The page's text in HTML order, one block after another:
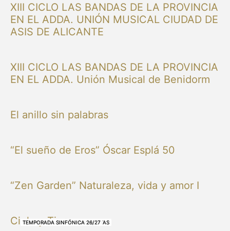
NUESTRAS BANDAS Y ORQUESTAS
NUESTRAS BANDAS Y ORQUESTAS
OTRAS MÚSICAS
XIII CICLO LAS BANDAS DE LA PROVINCIA
EN EL ADDA. UNIÓN MUSICAL CIUDAD DE
ASIS DE ALICANTE
NUESTRAS BANDAS Y ORQUESTAS
XIII CICLO LAS BANDAS DE LA PROVINCIA
EN EL ADDA. Unión Musical de Benidorm
NUESTRAS BANDAS Y ORQUESTAS
El anillo sin palabras
TEMPORADA SINFÓNICA 26/27
“El sueño de Eros” Óscar Esplá 50
TEMPORADA SINFÓNICA 26/27
“Zen Garden” Naturaleza, vida y amor I
TEMPORADA SINFÓNICA 26/27
Cielo y Tierra
TEMPORADA SINFÓNICA 26/27